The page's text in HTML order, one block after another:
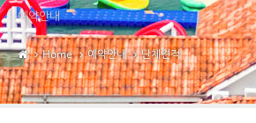
예약안내
Home 예약안내 단체견적